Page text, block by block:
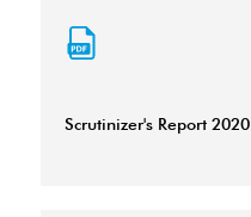
Scrutinizer's Report 2020